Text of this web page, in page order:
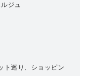
ジュ
ト巡り、ショッピン